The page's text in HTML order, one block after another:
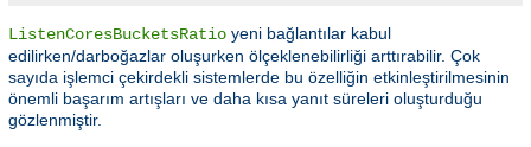
ListenCoresBucketsRatio yeni bağlantılar kabul
edilirken/darboğazlar oluşurken ölçeklenebilirliği arttırabilir. Çok
sayıda işlemci çekirdekli sistemlerde bu özelliğin etkinleştirilmesinin
önemli başarım artışları ve daha kısa yanıt süreleri oluşturduğu
gözlenmiştir.